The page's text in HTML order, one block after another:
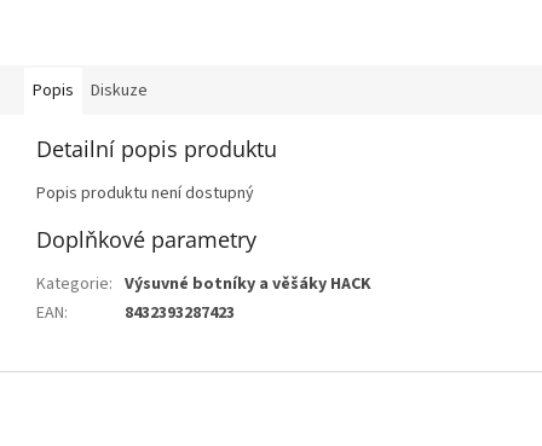
Popis Diskuze
Detailní popis produktu
Popis produktu není dostupný
Doplňkové parametry
Kategorie: Výsuvné botníky a věšáky HACK
EAN: 8432393287423
Z